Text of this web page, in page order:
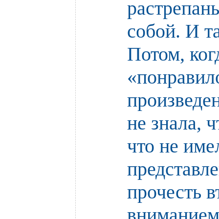
собой. И
Потом,
не знала,
что не
прочесть